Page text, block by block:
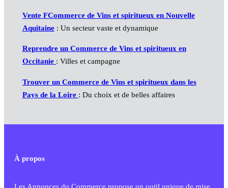
Vente FCommerce de Vins et spiritueux en Nouvelle
Aquitaine: Un secteur vaste et dynamique
Reprendre un Commerce de Vins et spiritueux en
Occitanie : Villes et campagne
Trouver un Commerce de Vins et spiritueux dans les
Pays de la Loire : Du choix et de belles affaires
À propos